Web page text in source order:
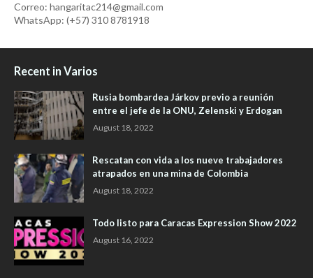
Correo: hangaritac214@gmail.com
WhatsApp: (+57) 310 8781918
Recent in Varios
Rusia bombardea Járkov previo a reunión
entre el jefe de la ONU, Zelenski y Erdogan
August 18, 2022
Rescatan con vida a los nueve trabajadores
atrapados en una mina de Colombia
August 18, 2022
Todo listo para Caracas Expression Show 2022
August 16, 2022